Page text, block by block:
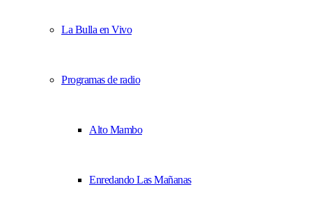
La Bulla en Vivo
Programas de radio
Alto Mambo
Enredando Las Mañanas